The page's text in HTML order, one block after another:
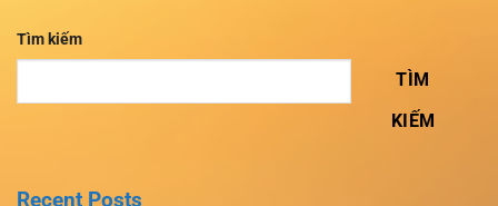
Tìm kiếm
TÌM
KIẾM
Recent Posts